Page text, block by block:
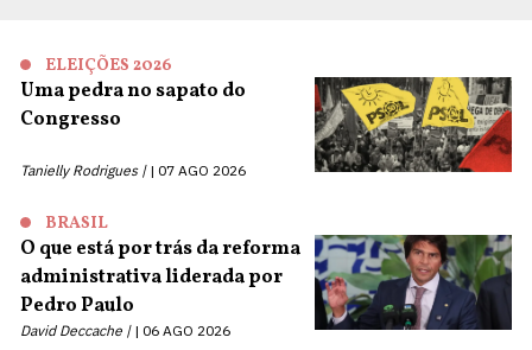
ELEIÇÕES 2026
Uma pedra no sapato do
Congresso
Tanielly Rodrigues | 07 AGO 2026
BRASIL
O que está por trás da reforma
administrativa liderada por
Pedro Paulo
David Deccache | 06 AGO 2026